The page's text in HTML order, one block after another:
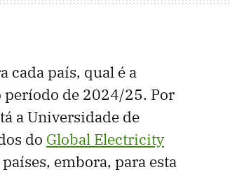
cada país, qual é a
período de 2024/25. Por
a Universidade de
do Global Electricity
embora, para esta